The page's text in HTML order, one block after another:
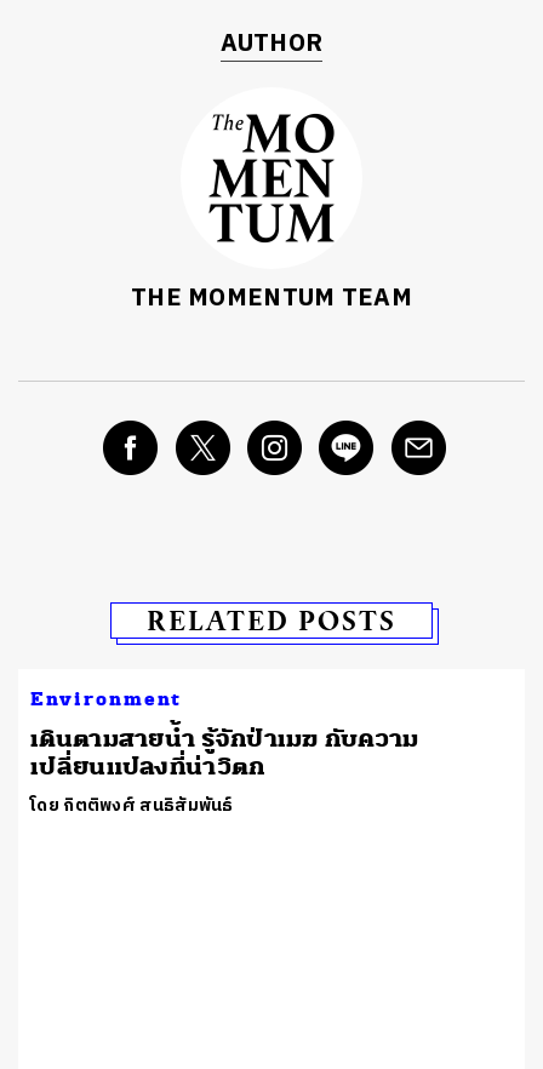
AUTHOR
THE MOMENTUM TEAM
RELATED POSTS
Environment
เดินตามสายน้ำ รู้จักป่าเมฆ กับความ
เปลี่ยนแปลงที่น่าวิตก
โดย กิตติพงศ์ สนธิสัมพันธ์